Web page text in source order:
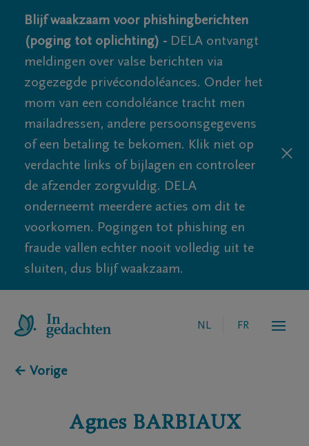
Blijf waakzaam voor phishingberichten
(poging tot oplichting) - DELA ontvangt
meldingen over valse berichten via
zogezegde privécondoléances. Onder het
mom van een condoléance tracht men
mailadressen, andere persoonsgegevens
of een betaling te bekomen. Klik niet op
verdachte links of bijlagen en controleer
de afzender zorgvuldig. DELA
onderneemt meerdere acties om dit te
voorkomen. Pogingen tot phishing en
fraude vallen echter nooit volledig uit te
sluiten, dus blijf waakzaam.
NL FR
← Vorige
Agnes BARBIAUX